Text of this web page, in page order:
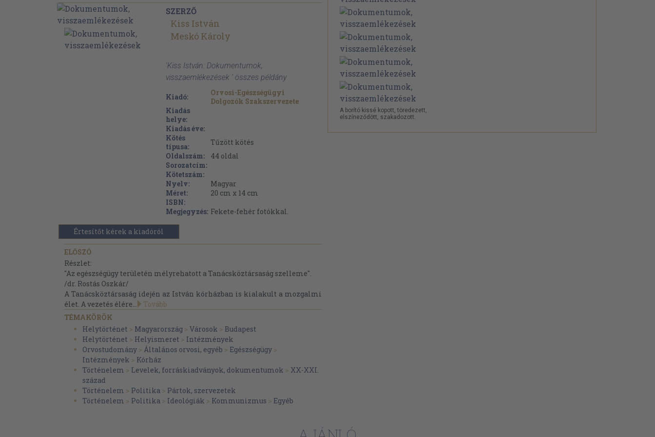
SZERZŐ
Kiss István
Meskó Károly
'Kiss István: Dokumentumok,
visszaemlékezések ' összes példány
Kiadó:
Orvosi-Egészségügyi
Dolgozók Szakszervezete
Kiadás
helye:
Kiadás éve:
Kötés
típusa:
Tűzött kötés
Oldalszám:
44 oldal
Sorozatcím:
Kötetszám:
Nyelv:
Magyar
Méret:
20 cm x 14 cm
ISBN:
Megjegyzés: Fekete-fehér fotókkal.
Értesítőt kérek a kiadóról
ELŐSZÓ
Részlet:
"Az egészségügy területén mélyrehatott a Tanácsköztársaság szelleme".
/dr. Rostás Oszkár/
A Tanácsköztársaság idején az István kórházban is kialakult a mozgalmi
élet. A vezetés élére...
Tovább
TÉMAKÖRÖK
Helytörténet > Magyarország > Városok > Budapest
Helytörténet > Helyismeret > Intézmények
Orvostudomány > Általános orvosi, egyéb > Egészségügy >
Intézmények > Kórház
Történelem > Levelek, forráskiadványok, dokumentumok > XX-XXI.
század
Történelem > Politika > Pártok, szervezetek
Történelem > Politika > Ideológiák > Kommunizmus > Egyéb
A borító kissé kopott, töredezett,
elszíneződött, szakadozott.